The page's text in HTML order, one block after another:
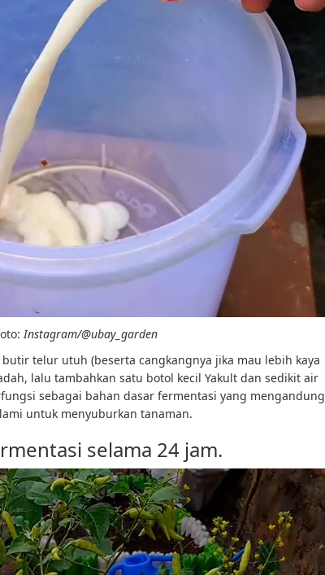
Instagram/@ubay_garden
telur utuh (beserta cangkangnya jika mau lebih kaya
lalu tambahkan satu botol kecil Yakult dan sedikit air
sebagai bahan dasar fermentasi yang mengandung
untuk menyuburkan tanaman.
selama 24 jam.